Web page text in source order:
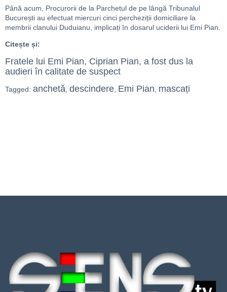
Până acum, Procurorii de la Parchetul de pe lângă Tribunalul
București au efectuat miercuri cinci percheziții domiciliare la
membrii clanului Duduianu, implicați în dosarul uciderii lui Emi Pian.
Citește și:
Fratele lui Emi Pian, Ciprian Pian, a fost dus la
audieri în calitate de suspect
Tagged: anchetă descindere Emi Pian mascați